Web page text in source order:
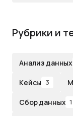
Рубрики и
Анализ данных
Кейсы 3
Сбор данных